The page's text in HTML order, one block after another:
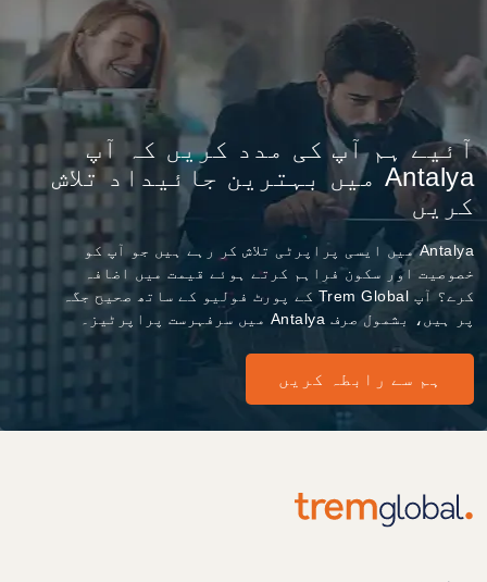
آئیے ہم آپ کی مدد کریں کہ آپ
Antalya میں بہترین جائیداد تلاش
کریں
Antalya میں ایسی پراپرٹی تلاش کر رہے ہیں جو آپ کو
خصوصیت اور سکون فراہم کرتے ہوئے قیمت میں اضافہ
کرے؟ آپ Trem Global کے پورٹ فولیو کے ساتھ صحیح جگہ
پر ہیں، بشمول صرف Antalya میں سرفہرست پراپرٹیز۔
ہم سے رابطہ کریں